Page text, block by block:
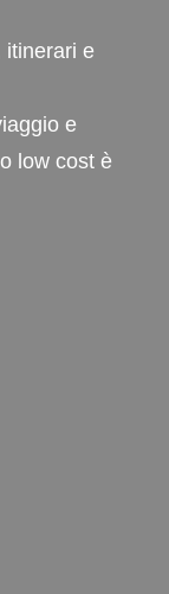
itinerari e
e
low cost è